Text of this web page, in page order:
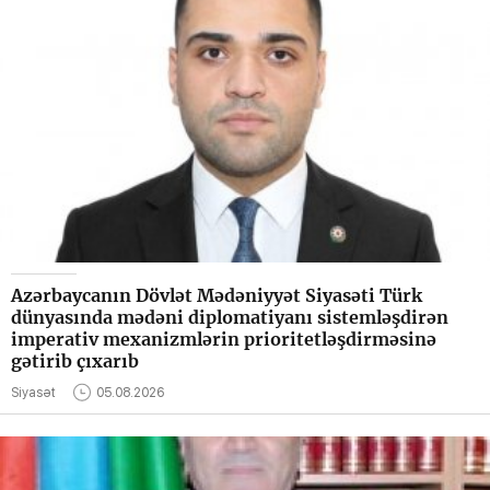
Azərbaycanın Dövlət Mədəniyyət Siyasəti Türk
dünyasında mədəni diplomatiyanı sistemləşdirən
imperativ mexanizmlərin prioritetləşdirməsinə
gətirib çıxarıb
Siyasət 05.08.2026